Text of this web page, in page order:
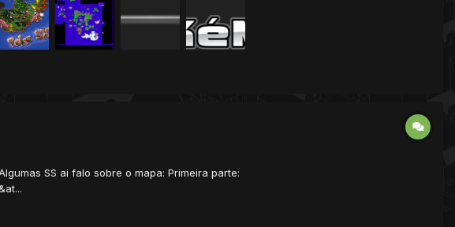
SS ai falo sobre o mapa: Primeira parte: